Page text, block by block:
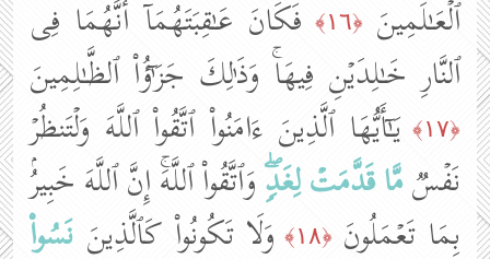
ٱلۡعَـٰلَمِینَ ﴿١٦﴾
فَكَانَ عَـٰقِبَتَهُمَاۤ أَنَّهُمَا فِی
ٱلنَّارِ خَـٰلِدَیۡنِ فِیهَاۚ وَذَ ٰ⁠لِكَ جَزَ ٰ⁠ۤؤُا۟ ٱلظَّـٰلِمِینَ
﴿١٧﴾
یَـٰۤأَیُّهَا ٱلَّذِینَ ءَامَنُوا۟ ٱتَّقُوا۟ ٱللَّهَ وَلۡتَنظُرۡ
نَفۡسࣱمَّا قَدَّمَتۡلِغَدࣲۖوَٱتَّقُوا۟ ٱللَّهَۚ إِنَّ ٱللَّهَ خَبِیرُۢ
بِمَا تَعۡمَلُونَ ﴿١٨﴾ وَلَا تَكُونُوا۟ كَٱلَّذِینَ نَسُوا۟